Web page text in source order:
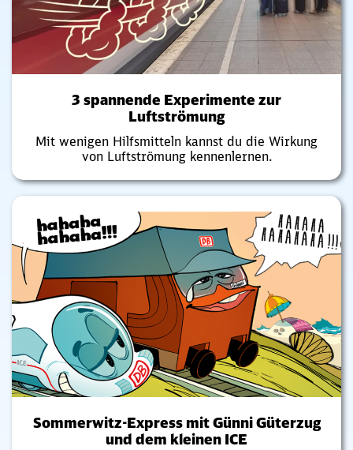
3 spannende Experimente zur
Luftströmung
Mit wenigen Hilfsmitteln kannst du die Wirkung
von Luftströmung kennenlernen.
Sommerwitz-Express mit Günni Güterzug
und dem kleinen ICE